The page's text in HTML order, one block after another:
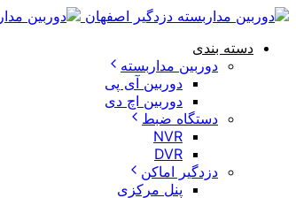
دسته بندی
دوربین مداربسته
دوربین آی پی
دوربین اچ دی
دستگاه ضبط
NVR
DVR
دزدگیر اماکن
پنل مرکزی